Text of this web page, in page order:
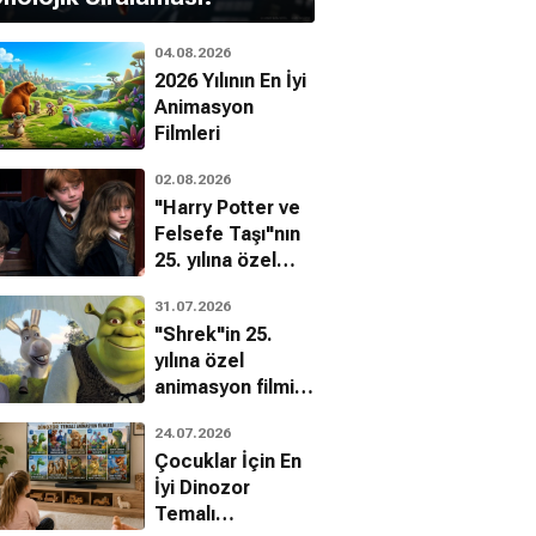
Agnew
Finn Jones
Galatica Battlestar Galatica
04.08.2026
2026 Yılının En İyi
Animasyon
Filmleri
02.08.2026
"Harry Potter ve
Felsefe Taşı"nın
25. yılına özel
bilinmeyenleri!
31.07.2026
"Shrek"in 25.
yılına özel
animasyon filmin
24.07.2026
Çocuklar İçin En
İyi Dinozor
Temalı